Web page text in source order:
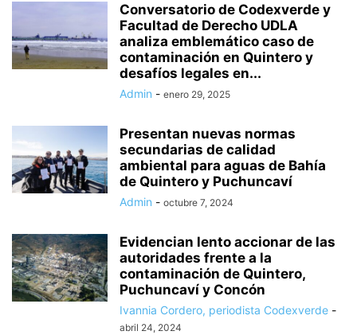
Conversatorio de Codexverde y
Facultad de Derecho UDLA
analiza emblemático caso de
contaminación en Quintero y
desafíos legales en...
Admin - enero 29, 2025
Presentan nuevas normas
secundarias de calidad
ambiental para aguas de Bahía
de Quintero y Puchuncaví
Admin - octubre 7, 2024
Evidencian lento accionar de las
autoridades frente a la
contaminación de Quintero,
Puchuncaví y Concón
Ivannia Cordero, periodista Codexverde -
abril 24, 2024